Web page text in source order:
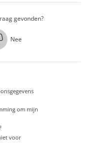
gevonden?
Nee
om mijn
voor